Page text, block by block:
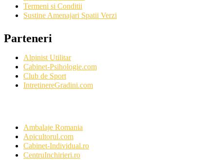
Termeni si Conditii
Sustine Amenajari Spatii Verzi
Parteneri
Alpinist Utilitar
Cabinet-Psihologie.com
Club de Sport
IntretinereGradini.com
Ambalaje Romania
Apicultorul.com
Cabinet-Individual.ro
CentruInchirieri.ro